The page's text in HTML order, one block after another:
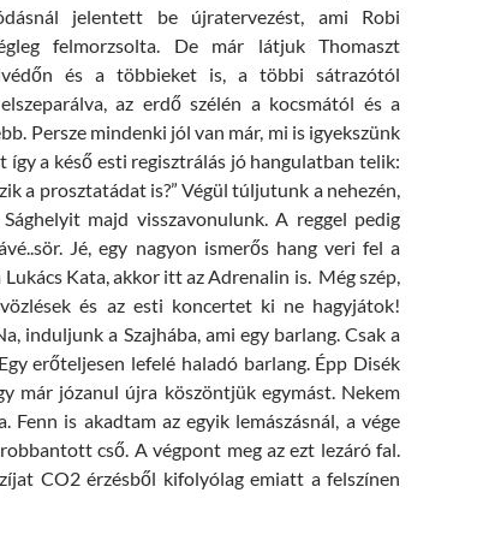
jelentett be újratervezést, ami Robi
felmorzsolta. De már látjuk Thomaszt
és a többieket is, a többi sátrazótól
az erdő szélén a kocsmától és a
Persze mindenki jól van már, mi is igyekszünk
így a késő esti regisztrálás jó hangulatban telik:
a prosztatádat is?” Végül túljutunk a nehezén,
majd visszavonulunk. A reggel pedig
Jé, egy nagyon ismerős hang veri fel a
Kata, akkor itt az Adrenalin is. Még szép,
és az esti koncertet ki ne hagyjátok!
induljunk a Szajhába, ami egy barlang. Csak a
erőteljesen lefelé haladó barlang. Épp Disék
már józanul újra köszöntjük egymást. Nekem
Fenn is akadtam az egyik lemászásnál, a vége
cső. A végpont meg az ezt lezáró fal.
CO2 érzésből kifolyólag emiatt a felszínen